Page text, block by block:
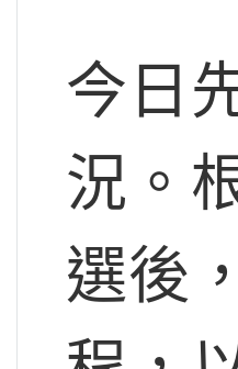
今日
況。
選後